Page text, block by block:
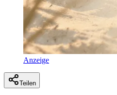
Anzeige
Teilen